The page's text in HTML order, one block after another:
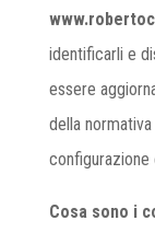
identificarli e
essere
della
Cosa sono i